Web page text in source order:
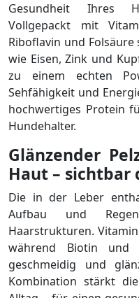
Gesundheit Ihres
Vollgepackt mit
Riboflavin und
wie Eisen, Zink und
zu einem echten
Sehfähigkeit und
hochwertiges Protein
Hundehalter.
Glänzender
Haut – sichtbar
Die in der Leber
Aufbau und
Haarstrukturen.
während Biotin und
geschmeidig und
Kombination stärkt